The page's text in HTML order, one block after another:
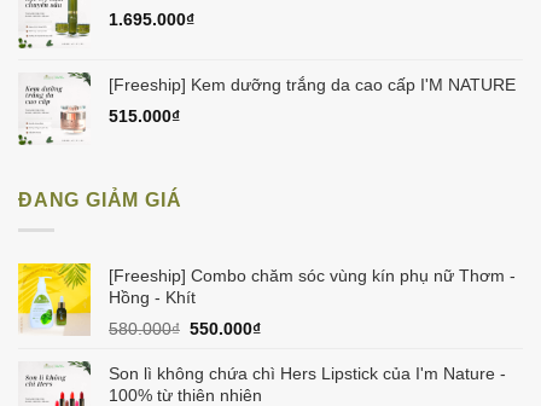
1.695.000₫
[Freeship] Kem dưỡng trắng da cao cấp I'M NATURE
515.000₫
ĐANG GIẢM GIÁ
[Freeship] Combo chăm sóc vùng kín phụ nữ Thơm -
Hồng - Khít
580.000₫ Giá
là:
580.000₫.
550.000₫Giá
tại
là:
Son lì không chứa chì Hers Lipstick của I'm Nature -
100% từ thiên nhiên